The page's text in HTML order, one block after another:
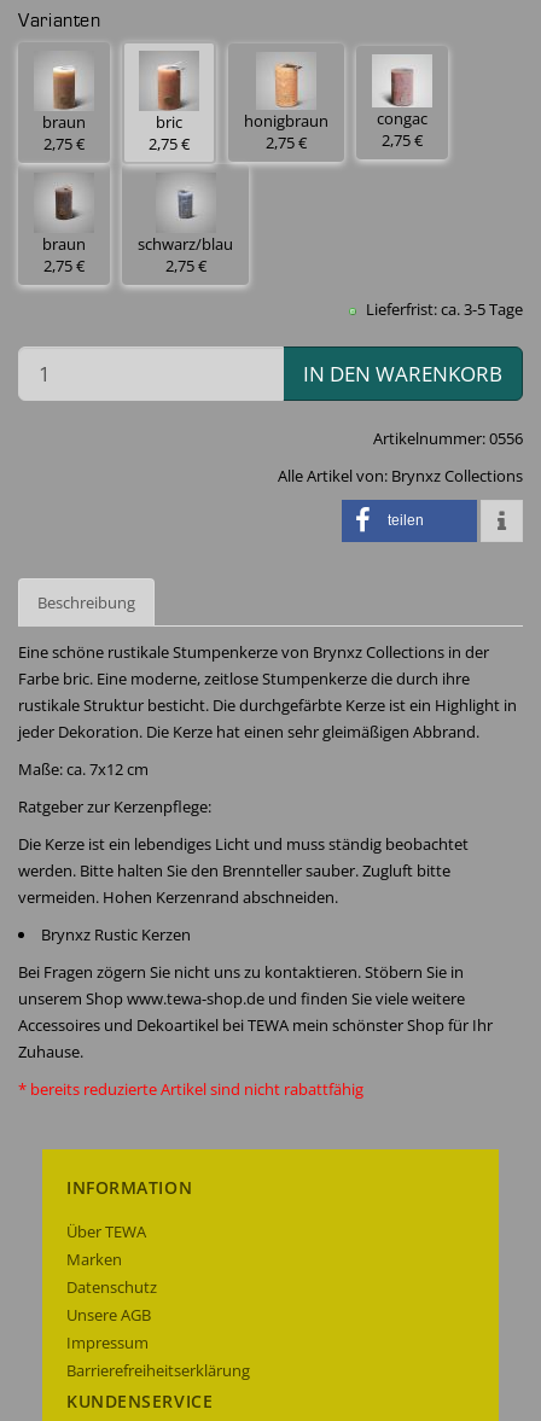
Varianten
braun
2,75 €
bric
2,75 €
honigbraun
2,75 €
congac
2,75 €
braun
2,75 €
schwarz/blau
2,75 €
Lieferfrist: ca. 3-5 Tage
IN DEN WARENKORB
Artikelnummer:0556
Alle Artikel von: Brynxz Collections
teilen
Beschreibung
Eine schöne rustikale Stumpenkerze von Brynxz Collections in der
Farbe bric. Eine moderne, zeitlose Stumpenkerze die durch ihre
rustikale Struktur besticht. Die durchgefärbte Kerze ist ein Highlight in
jeder Dekoration. Die Kerze hat einen sehr gleimäßigen Abbrand.
Maße: ca. 7x12 cm
Ratgeber zur Kerzenpflege:
Die Kerze ist ein lebendiges Licht und muss ständig beobachtet
werden. Bitte halten Sie den Brennteller sauber. Zugluft bitte
vermeiden. Hohen Kerzenrand abschneiden.
Brynxz Rustic Kerzen
Bei Fragen zögern Sie nicht uns zu kontaktieren. Stöbern Sie in
unserem Shop www.tewa-shop.de und finden Sie viele weitere
Accessoires und Dekoartikel bei TEWA mein schönster Shop für Ihr
Zuhause.
* bereits reduzierte Artikel sind nicht rabattfähig
INFORMATION
Über TEWA
Marken
Datenschutz
Unsere AGB
Impressum
Barrierefreiheitserklärung
KUNDENSERVICE